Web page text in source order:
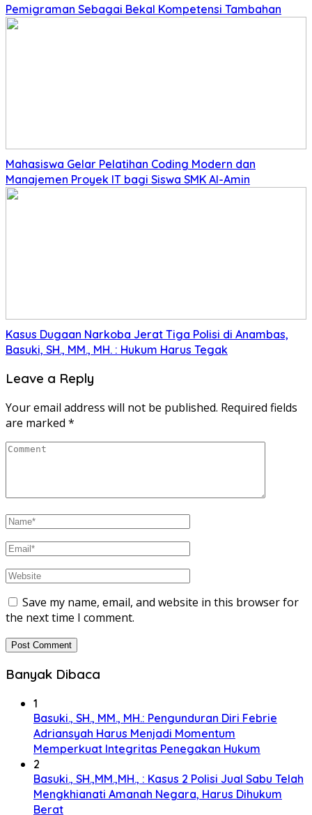
Pemigraman Sebagai Bekal Kompetensi Tambahan
Mahasiswa Gelar Pelatihan Coding Modern dan
Manajemen Proyek IT bagi Siswa SMK Al-Amin
Kasus Dugaan Narkoba Jerat Tiga Polisi di Anambas,
Basuki, SH., MM., MH. : Hukum Harus Tegak
Leave a Reply
Your email address will not be published. Required fields
are marked *
Save my name, email, and website in this browser for
the next time I comment.
Banyak Dibaca
1
Basuki., SH., MM., MH.: Pengunduran Diri Febrie
Adriansyah Harus Menjadi Momentum
Memperkuat Integritas Penegakan Hukum
2
Basuki., SH.,MM.,MH., : Kasus 2 Polisi Jual Sabu Telah
Mengkhianati Amanah Negara, Harus Dihukum
Berat